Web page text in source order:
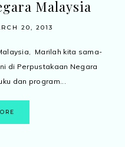
Malaysia
20, 2013
Marilah kita sama-
di Perpustakaan Negara
dan program...